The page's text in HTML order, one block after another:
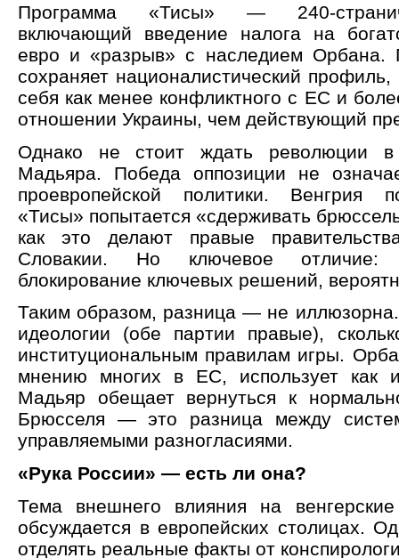
Программа «Тисы» — 240-
включающий введение налога на
евро и «разрыв» с наследием Орбана.
сохраняет националистический профиль,
себя как менее конфликтного с ЕС и
отношении Украины, чем действующий
Однако не стоит ждать революции в
Мадьяра. Победа оппозиции не
проевропейской политики. Венгрия
«Тисы» попытается «сдерживать
как это делают правые
Словакии. Но ключевое отличие:
блокирование ключевых решений,
Таким образом, разница — не
идеологии (обе партии правые),
институциональным правилам игры.
мнению многих в ЕС, использует как
Мадьяр обещает вернуться к
Брюсселя — это разница между
управляемыми разногласиями.
«Рука России» — есть ли она?
Тема внешнего влияния на
обсуждается в европейских столицах.
отделять реальные факты от